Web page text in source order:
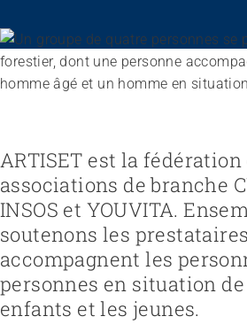
Recruter et diriger du personnel
Régler le financement
Développer des offres
Promouvoir des offres
Promouvoir la durabilité
Organiser des achats
Organiser les transitions
Renforcer l’autodétermination
Protéger l'intégrité
Accompagner en cas de démence
Promouvoir la santé mentale
Fédération
Projets
ARTISET est la fédération
associations de branche
INSOS et YOUVITA.
soutenons les
accompagnent les
personnes en situation
enfants et les jeunes.